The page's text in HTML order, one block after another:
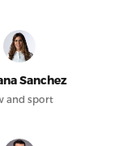
Sanchez
and sport